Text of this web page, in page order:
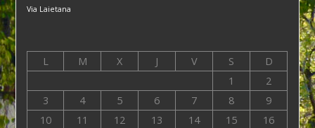
Via Laietana
L M X J V S
D
1
2
3
4 5 6 7 8
9
10
11 12 13 14 15
16